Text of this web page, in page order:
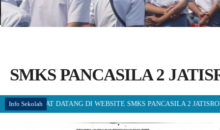
SMKS PANCASILA 2
Info Sekolah
DATANG DI WEBSITE SMKS PANCASILA 2 JATISRONO --